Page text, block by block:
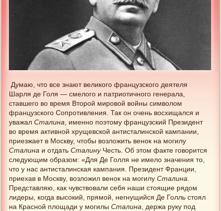
Думаю, что все знают великого французского деятеля
Шарля де Голя — смелого и патриотичного генерала,
ставшего во время Второй мировой войны символом
французского Сопротивления. Так он очень восхищался и
уважал Сталина , именно поэтому французский Президент
во время активной хрущевской антисталинской кампании,
приезжает в Москву, чтобы возложить венок на могилу
Сталина и отдать СталинуЧесть. Об этом факте говорится
следующим образом: «Для Де Голля не имело значения то,
что у нас антисталинская кампания. Президент Франции,
приехав в Москву, возложил венок на могилу Сталина
Представляю, как чувствовали себя наши стоящие рядом
лидеры, когда высокий, прямой, негнущийся Де Голль стоял
на Красной площади у могилы Сталина , держа руку под